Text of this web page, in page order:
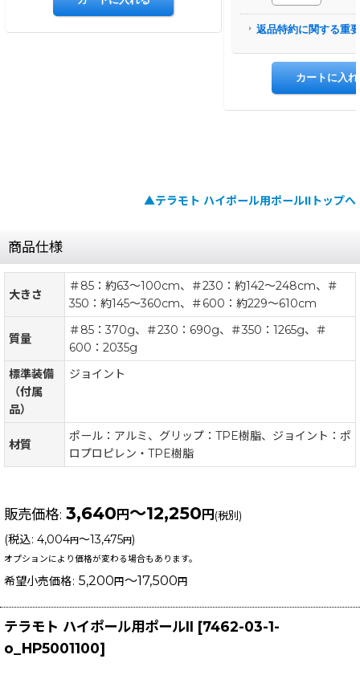
▲テラモト ハイポール用ポールIIトップへ
商品仕様
大きさ
＃85：約63〜100cm、＃230：約142〜248cm、＃
350：約145〜360cm、＃600：約229〜610cm
質量
＃85：370g、＃230：690g、＃350：1265g、＃
600：2035g
標準装備
（付属
品）
ジョイント
材質
ポール：アルミ、グリップ：TPE樹脂、ジョイント：ポ
ロプロピレン・TPE樹脂
販売価格: 3,640 円 ～12,250 円 (税別)
(税込: 4,004円～13,475円)
オプションにより価格が変わる場合もあります。
希望小売価格: 5,200 円 ～17,500 円
テラモト ハイポール用ポールII [7462-03-1-
o_HP5001100]